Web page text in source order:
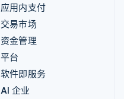
应用内支付
交易市场
资金管理
平台
软件即服务
AI 企业